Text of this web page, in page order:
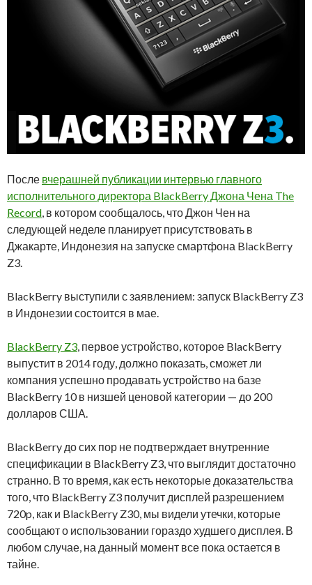
После вчерашней публикации интервью главного
исполнительного директора BlackBerry Джона Чена The
Record, в котором сообщалось, что Джон Чен на
следующей неделе планирует присутствовать в
Джакарте, Индонезия на запуске смартфона BlackBerry
Z3.
BlackBerry выступили с заявлением: запуск BlackBerry Z3
в Индонезии состоится в мае.
BlackBerry Z3, первое устройство, которое BlackBerry
выпустит в 2014 году, должно показать, сможет ли
компания успешно продавать устройство на базе
BlackBerry 10 в низшей ценовой категории — до 200
долларов США.
BlackBerry до сих пор не подтверждает внутренние
спецификации в BlackBerry Z3, что выглядит достаточно
странно. В то время, как есть некоторые доказательства
того, что BlackBerry Z3 получит дисплей разрешением
720p, как и BlackBerry Z30, мы видели утечки, которые
сообщают о использовании гораздо худшего дисплея. В
любом случае, на данный момент все пока остается в
тайне.